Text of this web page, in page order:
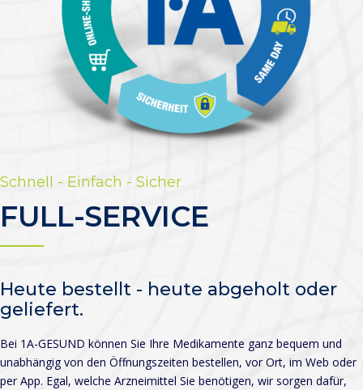
Schnell - Einfach - Sicher
FULL-SERVICE
Heute bestellt - heute abgeholt oder
geliefert.
Bei 1A-GESUND können Sie Ihre Medikamente ganz bequem und
unabhängig von den Öffnungszeiten bestellen, vor Ort, im Web oder
per App. Egal, welche Arzneimittel Sie benötigen, wir sorgen dafür,